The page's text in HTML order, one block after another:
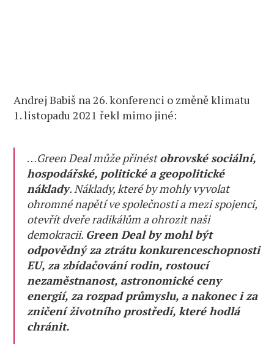
Andrej Babiš na 26. konferenci o změně klimatu
1. listopadu 2021 řekl mimo jiné:
…Green Deal může přinéstobrovské sociální,
hospodářské, politické a geopolitické
náklady. Náklady, které by mohly vyvolat
ohromné napětí ve společnosti a mezi spojenci,
otevřít dveře radikálům a ohrozit naši
demokracii. Green Deal by mohl být
odpovědný za ztrátu konkurenceschopnosti
EU, za zbídačování rodin, rostoucí
nezaměstnanost, astronomické ceny
energií, za rozpad průmyslu, a nakonec i za
zničení životního prostředí, které hodlá
chránit.